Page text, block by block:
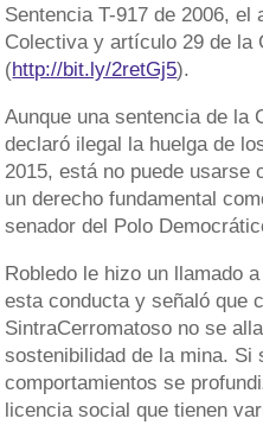
Sentencia T-917 de 2006,
Colectiva y artículo 29 de la
(http://bit.ly/2retGj5).
Aunque una sentencia de la
declaró ilegal la huelga de
2015, está no puede usarse
un derecho fundamental
senador del Polo
Robledo le hizo un llamado
esta conducta y señaló que
SintraCerromatoso no se
sostenibilidad de la mina. Si
comportamientos se
licencia social que tienen